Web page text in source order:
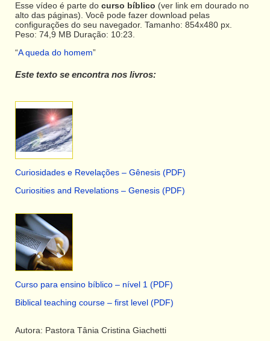
Esse vídeo é parte do curso bíblico (ver link em dourado no
alto das páginas). Você pode fazer download pelas
configurações do seu navegador. Tamanho: 854x480 px.
Peso: 74,9 MB Duração: 10:23.
“A queda do homem”
Este texto se encontra nos livros:
Curiosidades e Revelações – Gênesis (PDF)
Curiosities and Revelations – Genesis (PDF)
Curso para ensino bíblico – nível 1 (PDF)
Biblical teaching course – first level (PDF)
Autora: Pastora Tânia Cristina Giachetti